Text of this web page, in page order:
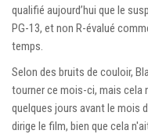
qualifié aujourd’hui que le
PG-13, et non R-évalué
temps.
Selon des bruits de couloir,
tourner ce mois-ci, mais cela
quelques jours avant le mois
dirige le film, bien que cela